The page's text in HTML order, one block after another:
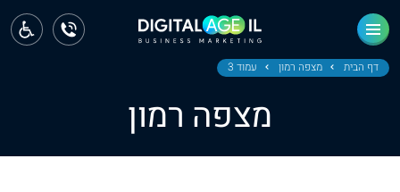
דף הבית מצפה רמון עמוד 3
מצפה רמון
ראשי
חדשות
מחוז צפון